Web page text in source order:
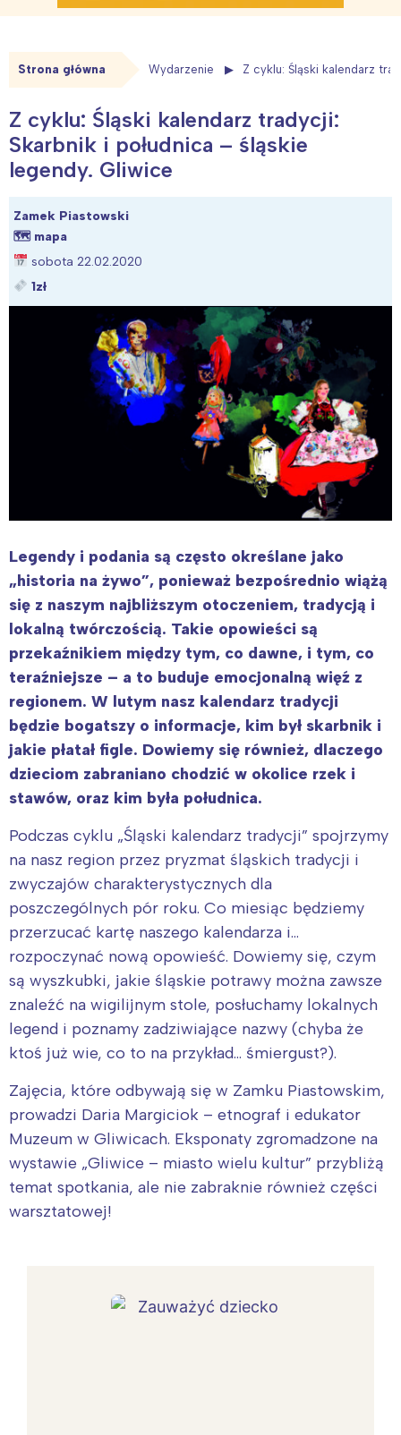
Strona główna Wydarzenie Z cyklu: Śląski kalendarz
Z cyklu: Śląski kalendarz tradycji:
Skarbnik i południca – śląskie
legendy. Gliwice
Zamek Piastowski
🗺 mapa
sobota 22.02.2020
1zł
Legendy i podania są często określane jako
„historia na żywo”, ponieważ bezpośrednio wiążą
się z naszym najbliższym otoczeniem, tradycją i
lokalną twórczością. Takie opowieści są
przekaźnikiem między tym, co dawne, i tym, co
teraźniejsze – a to buduje emocjonalną więź z
regionem. W lutym nasz kalendarz tradycji
będzie bogatszy o informacje, kim był skarbnik i
jakie płatał figle. Dowiemy się również, dlaczego
dzieciom zabraniano chodzić w okolice rzek i
stawów, oraz kim była południca.
Podczas cyklu „Śląski kalendarz tradycji” spojrzymy
na nasz region przez pryzmat śląskich tradycji i
zwyczajów charakterystycznych dla
poszczególnych pór roku. Co miesiąc będziemy
przerzucać kartę naszego kalendarza i…
rozpoczynać nową opowieść. Dowiemy się, czym
są wyszkubki, jakie śląskie potrawy można zawsze
znaleźć na wigilijnym stole, posłuchamy lokalnych
legend i poznamy zadziwiające nazwy (chyba że
ktoś już wie, co to na przykład… śmiergust?).
Zajęcia, które odbywają się w Zamku Piastowskim,
prowadzi Daria Margiciok – etnograf i edukator
Muzeum w Gliwicach. Eksponaty zgromadzone na
wystawie „Gliwice – miasto wielu kultur” przybliżą
temat spotkania, ale nie zabraknie również części
warsztatowej!